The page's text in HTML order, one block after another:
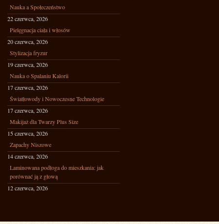
Nauka a Społeczeństwo
22 czerwca, 2026
Pielęgnacja ciała i włosów
20 czerwca, 2026
Stylizacja fryzur
19 czerwca, 2026
Nauka o Spalaniu Kalorii
17 czerwca, 2026
Światłowody i Nowoczesne Technologie
17 czerwca, 2026
Makijaż dla Twarzy Plus Size
15 czerwca, 2026
Zapachy Niszowe
14 czerwca, 2026
Laminowana podłoga do mieszkania: jak
porównać ją z głową
12 czerwca, 2026